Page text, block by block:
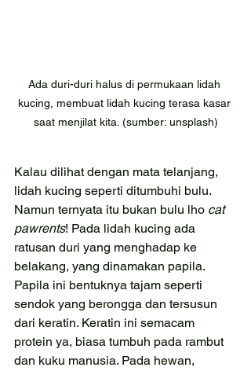
Ada duri-duri halus di permukaan lidah
kucing, membuat lidah kucing terasa kasar
saat menjilat kita. (sumber: unsplash)
Kalau dilihat dengan mata telanjang,
lidah kucing seperti ditumbuhi bulu.
Namun ternyata itu bukan bulu lho cat
pawrents! Pada lidah kucing ada
ratusan duri yang menghadap ke
belakang, yang dinamakan papila.
Papila ini bentuknya tajam seperti
sendok yang berongga dan tersusun
dari keratin. Keratin ini semacam
protein ya, biasa tumbuh pada rambut
dan kuku manusia. Pada hewan,